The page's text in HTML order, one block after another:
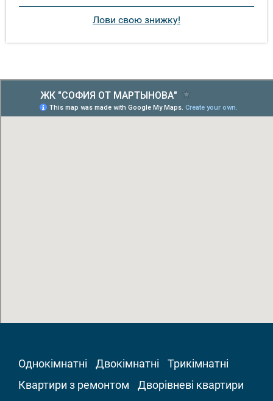
Лови свою знижку!
Однокімнатні Двокімнатні
Трикімнатні
Квартири з ремонтом
Дворівневі квартири